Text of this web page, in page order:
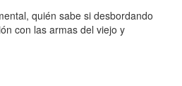
quién sabe si desbordando
con las armas del viejo y